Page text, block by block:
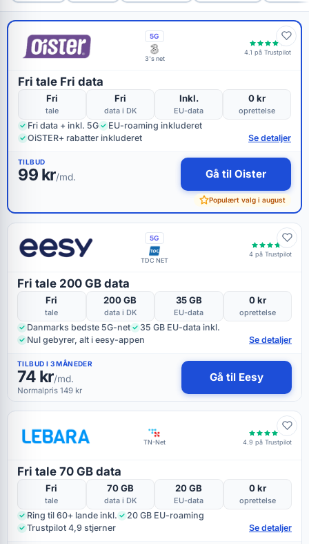
5G
3's net
4.1 på Trustpilot
Fri tale Fri data
Fri
tale
Fri
data i DK
Inkl.
EU-data
0 kr
oprettelse
Fri data + inkl. 5G
EU-roaming inkluderet
OiSTER+ rabatter inkluderet
Se detaljer
TILBUD
99 kr/md. Gå til Oister
Populært valg i august
5G
TDC NET
4 på Trustpilot
Fri tale 200 GB data
Fri
tale
200 GB
data i DK
35 GB
EU-data
0 kr
oprettelse
Danmarks bedste 5G-net
35 GB EU-data inkl.
Nul gebyrer, alt i eesy-appen
Se detaljer
TILBUD I 3 MÅNEDER
74 kr/md.
Normalpris 149 kr
Gå til Eesy
TN-Net 4.9 på Trustpilot
Fri tale 70 GB data
Fri
tale
70 GB
data i DK
20 GB
EU-data
0 kr
oprettelse
Ring til 60+ lande inkl.
20 GB EU-roaming
Trustpilot 4,9 stjerner
Se detaljer